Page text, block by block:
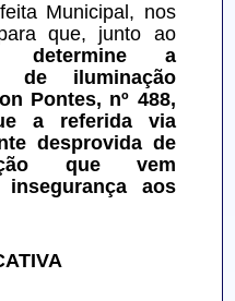
Municipal, nos
que, junto ao
determine a
de iluminação
Pontes, nº 488,
a referida via
desprovida de
que vem
aos